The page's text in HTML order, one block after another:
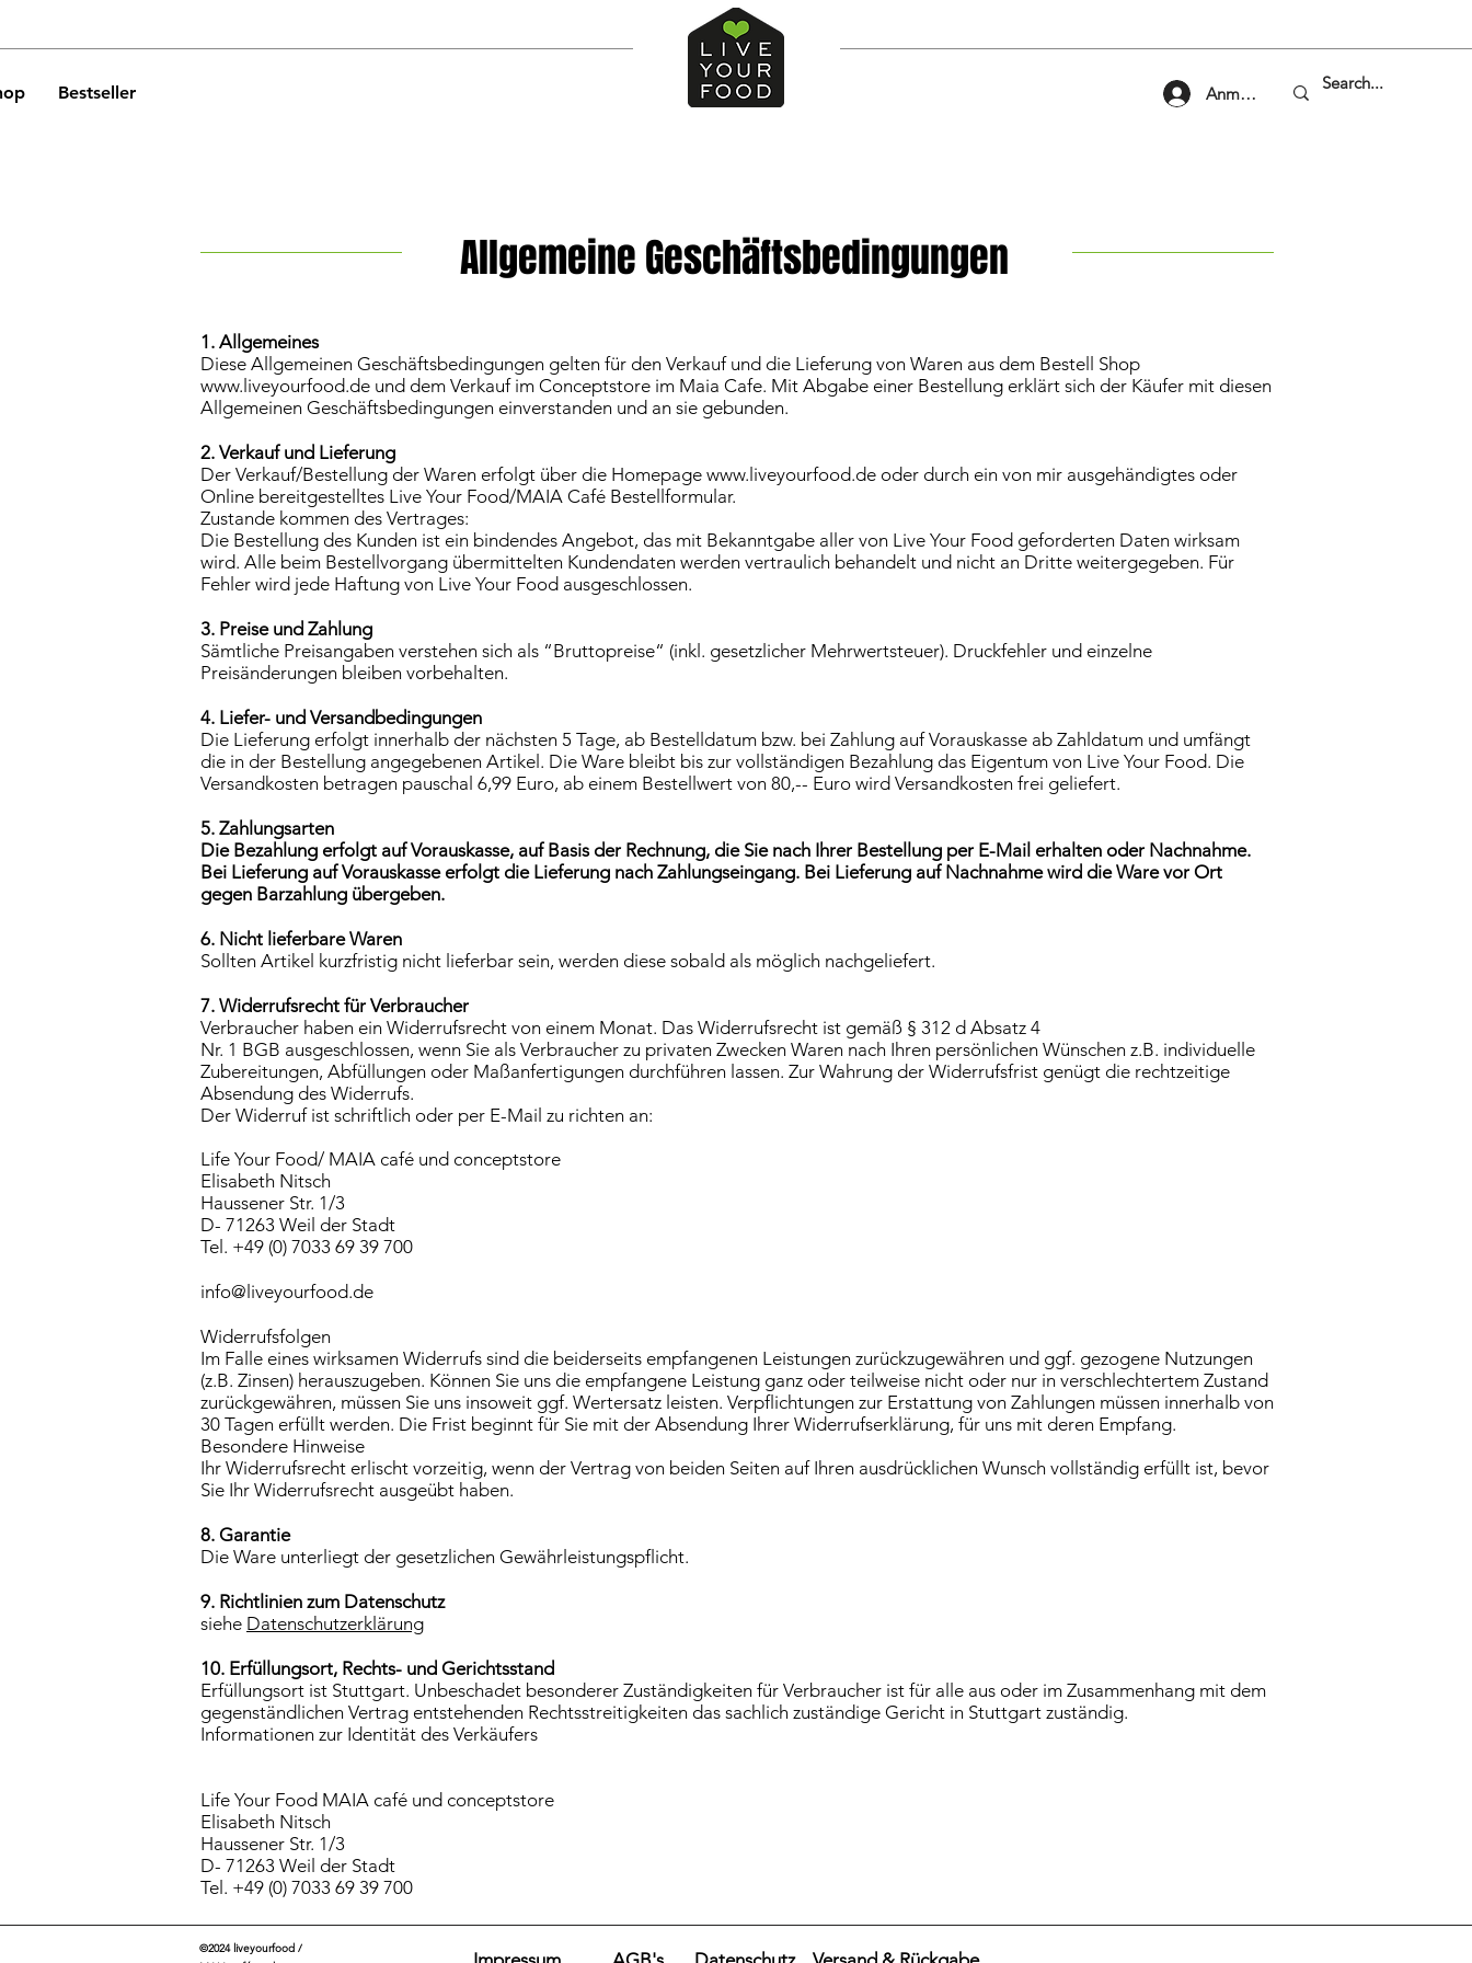
Bestseller Anmelden
Allgemeine Geschäftsbedingungen
1. Allgemeines
Diese Allgemeinen Geschäftsbedingungen gelten für den Verkauf und die Lieferung von Waren aus dem Bestell Shop
www.liveyourfood.de und dem Verkauf im Conceptstore im Maia Cafe. Mit Abgabe einer Bestellung erklärt sich der Käufer mit diesen
Allgemeinen Geschäftsbedingungen einverstanden und an sie gebunden.
2. Verkauf und Lieferung
Der Verkauf/Bestellung der Waren erfolgt über die Homepage www.liveyourfood.de oder durch ein von mir ausgehändigtes oder
Online bereitgestelltes Live Your Food/MAIA Café Bestellformular.
Zustande kommen des Vertrages:
Die Bestellung des Kunden ist ein bindendes Angebot, das mit Bekanntgabe aller von Live Your Food geforderten Daten wirksam
wird. Alle beim Bestellvorgang übermittelten Kundendaten werden vertraulich behandelt und nicht an Dritte weitergegeben. Für
Fehler wird jede Haftung von Live Your Food ausgeschlossen.
3. Preise und Zahlung
Sämtliche Preisangaben verstehen sich als “Bruttopreise“ (inkl. gesetzlicher Mehrwertsteuer). Druckfehler und einzelne
Preisänderungen bleiben vorbehalten.
4. Liefer- und Versandbedingungen
Die Lieferung erfolgt innerhalb der nächsten 5 Tage, ab Bestelldatum bzw. bei Zahlung auf Vorauskasse ab Zahldatum und umfängt
die in der Bestellung angegebenen Artikel. Die Ware bleibt bis zur vollständigen Bezahlung das Eigentum von Live Your Food. Die
Versandkosten betragen pauschal 6,99 Euro, ab einem Bestellwert von 80,-- Euro wird Versandkosten frei geliefert.
5. Zahlungsarten
Die Bezahlung erfolgt auf Vorauskasse, auf Basis der Rechnung, die Sie nach Ihrer Bestellung per E-Mail erhalten oder Nachnahme.
Bei Lieferung auf Vorauskasse erfolgt die Lieferung nach Zahlungseingang. Bei Lieferung auf Nachnahme wird die Ware vor Ort
gegen Barzahlung übergeben.
6. Nicht lieferbare Waren
Sollten Artikel kurzfristig nicht lieferbar sein, werden diese sobald als möglich nachgeliefert.
7. Widerrufsrecht für Verbraucher
Verbraucher haben ein Widerrufsrecht von einem Monat. Das Widerrufsrecht ist gemäß § 312 d Absatz 4
Nr. 1 BGB ausgeschlossen, wenn Sie als Verbraucher zu privaten Zwecken Waren nach Ihren persönlichen Wünschen z.B. individuelle
Zubereitungen, Abfüllungen oder Maßanfertigungen durchführen lassen. Zur Wahrung der Widerrufsfrist genügt die rechtzeitige
Absendung des Widerrufs.
Der Widerruf ist schriftlich oder per E-Mail zu richten an:
Life Your Food/ MAIA café und conceptstore
Elisabeth Nitsch
Haussener Str. 1/3
D- 71263 Weil der Stadt
Tel. +49 (0) 7033 69 39 700
info@liveyourfood.de
Widerrufsfolgen
Im Falle eines wirksamen Widerrufs sind die beiderseits empfangenen Leistungen zurückzugewähren und ggf. gezogene Nutzungen
(z.B. Zinsen) herauszugeben. Können Sie uns die empfangene Leistung ganz oder teilweise nicht oder nur in verschlechtertem Zustand
zurückgewähren, müssen Sie uns insoweit ggf. Wertersatz leisten. Verpflichtungen zur Erstattung von Zahlungen müssen innerhalb von
30 Tagen erfüllt werden. Die Frist beginnt für Sie mit der Absendung Ihrer Widerrufserklärung, für uns mit deren Empfang.
Besondere Hinweise
Ihr Widerrufsrecht erlischt vorzeitig, wenn der Vertrag von beiden Seiten auf Ihren ausdrücklichen Wunsch vollständig erfüllt ist, bevor
Sie Ihr Widerrufsrecht ausgeübt haben.
8. Garantie
Die Ware unterliegt der gesetzlichen Gewährleistungspflicht.
9. Richtlinien zum Datenschutz
siehe Datenschutzerklärung
10. Erfüllungsort, Rechts- und Gerichtsstand
Erfüllungsort ist Stuttgart. Unbeschadet besonderer Zuständigkeiten für Verbraucher ist für alle aus oder im Zusammenhang mit dem
gegenständlichen Vertrag entstehenden Rechtsstreitigkeiten das sachlich zuständige Gericht in Stuttgart zuständig.
Informationen zur Identität des Verkäufers
Life Your Food MAIA café und conceptstore
Elisabeth Nitsch
Haussener Str. 1/3
D- 71263 Weil der Stadt
Tel. +49 (0) 7033 69 39 700
©2024 liveyourfood /